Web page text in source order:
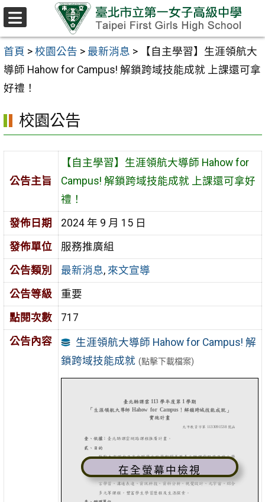
跳至主要內容區
首頁 > 校園公告 > 最新消息 >
【自主學習】生涯領航大
導師 Hahow for Campus! 解鎖跨域技能成就 上課還可拿
好禮！
校園公告
公告主旨
【自主學習】生涯領航大導師 Hahow for
Campus! 解鎖跨域技能成就 上課還可拿好
禮！
發佈日期
2024 年 9 月 15 日
發佈單位
服務推廣組
公告類別
最新消息, 來文宣導
公告等級
重要
點閱次數
717
公告內容
生涯領航大導師 Hahow for Campus! 解
鎖跨域技能成就 (點擊下載檔案)
在全螢幕中檢視
選
單